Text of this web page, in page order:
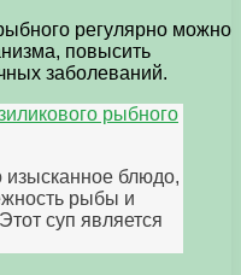
регулярно можно
повысить
заболеваний.
рыбного
блюдо,
рыбы и
суп является